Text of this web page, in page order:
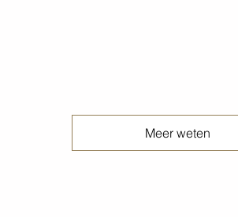
Meer weten